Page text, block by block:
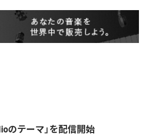
のテーマ」を配信開始